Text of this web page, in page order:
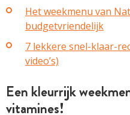
Het weekmenu van
budgetvriendelijk
7 lekkere snel-klaar-
video’s)
Een kleurrijk
vitamines!